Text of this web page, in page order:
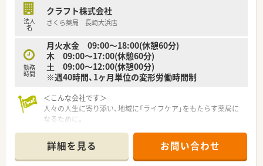
す。
法人
名
クラフト株式会社
さくら薬局 長崎大浜店
勤務
時間
月火水金 09:00～18:00(休憩60分)
木 09:00～17:00(休憩60分)
土 09:00～12:00(休憩00分)
※週40時間、1ヶ月単位の変形労働時間制
＜こんな会社です＞
人々の人生に寄り添い、地域に「ライフケア」をもたらす薬局に
なるために。
りひとりの人生に寄り添い、質の高い医療サービスを届ける薬剤
師を求め育てています。
詳細を見る お問い合わせ